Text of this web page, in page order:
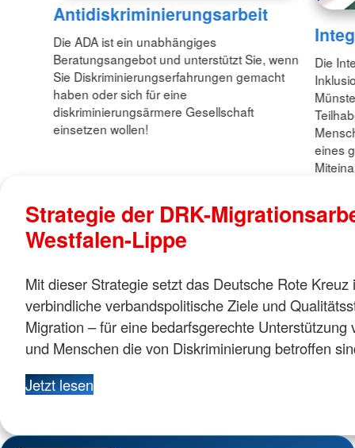
Antidiskriminierungsarbeit
Die ADA ist ein unabhängiges
Beratungsangebot und unterstützt Sie, wenn
Sie Diskriminierungserfahrungen gemacht
haben oder sich für eine
diskriminierungsärmere Gesellschaft
einsetzen wollen!
Die
eines
Strategie der DRK-
Westfalen-Lippe
Mit dieser Strategie setzt das Deutsche Rote Kreuz
verbindliche verbandspolitische Ziele und
Migration – für eine bedarfsgerechte Unterstützung
und Menschen die von Diskriminierung betroffen
Jetzt lesen